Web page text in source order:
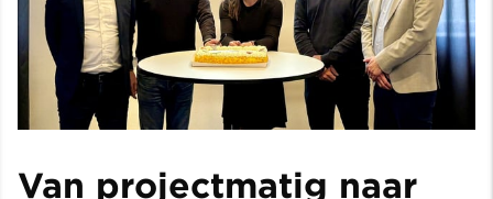
Van projectmatig naar